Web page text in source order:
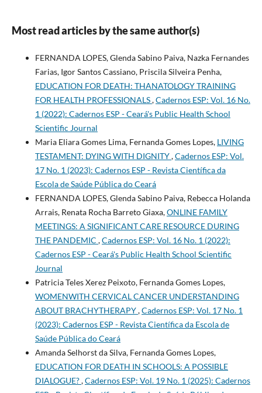
Most read articles by the same author(s)
FERNANDA LOPES, Glenda Sabino Paiva, Nazka Fernandes
Farias, Igor Santos Cassiano, Priscila Silveira Penha,
EDUCATION FOR DEATH: THANATOLOGY TRAINING
FOR HEALTH PROFESSIONALS,Cadernos ESP: Vol. 16 No.
1 (2022): Cadernos ESP - Ceará's Public Health School
Scientific Journal
Maria Eliara Gomes Lima, Fernanda Gomes Lopes, LIVING
TESTAMENT: DYING WITH DIGNITY,Cadernos ESP: Vol.
17 No. 1 (2023): Cadernos ESP - Revista Cientí­fica da
Escola de Saúde Pública do Ceará
FERNANDA LOPES, Glenda Sabino Paiva, Rebecca Holanda
Arrais, Renata Rocha Barreto Giaxa,ONLINE FAMILY
MEETINGS: A SIGNIFICANT CARE RESOURCE DURING
THE PANDEMIC ,Cadernos ESP: Vol. 16 No. 1 (2022):
Cadernos ESP - Ceará's Public Health School Scientific
Journal
Patricia Teles Xerez Peixoto, Fernanda Gomes Lopes,
WOMENWITH CERVICAL CANCER UNDERSTANDING
ABOUT BRACHYTHERAPY,Cadernos ESP: Vol. 17 No. 1
(2023): Cadernos ESP - Revista Cientí­fica da Escola de
Saúde Pública do Ceará
Amanda Selhorst da Silva, Fernanda Gomes Lopes,
EDUCATION FOR DEATH IN SCHOOLS: A POSSIBLE
DIALOGUE?,Cadernos ESP: Vol. 19 No. 1 (2025): Cadernos